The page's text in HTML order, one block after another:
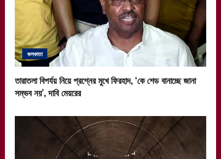
কলকাতা
তারাতলা বিপর্যয় নিয়ে প্রশ্নের মুখে ফিরহাদ, ‘কে শেড বানাচ্ছে জানা
সম্ভব নয়’, দাবি মেয়রের